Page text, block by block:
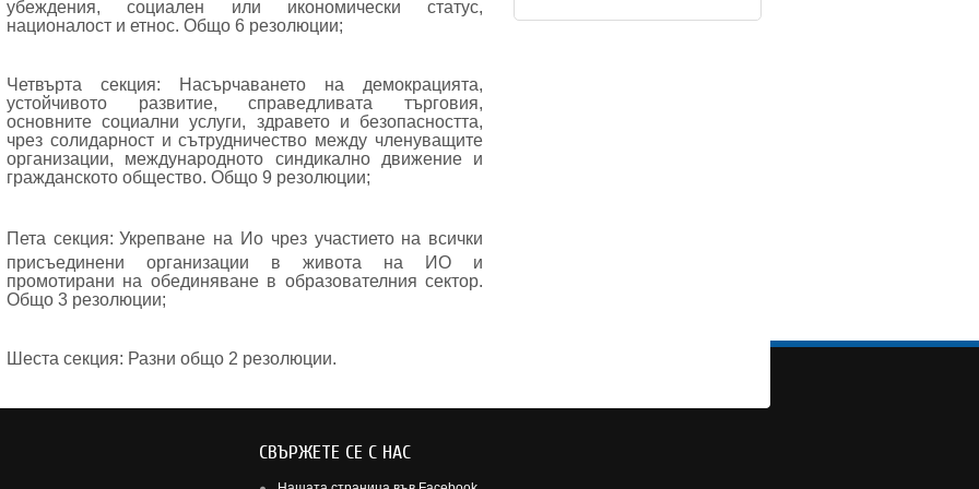
убеждения,
социален или икономически статус,
националост и етнос. Общо 6 резолюции;
Четвърта секция: Насърчаването на демокрацията,
устойчивото развитие,справедливата търговия,
основните социални услуги, здравето и безопасността,
чрез солидарност и сътрудничество между членуващите
организации, международното синдикално движение
и
гражданското общество. Общо 9 резолюции;
Пета секция: Укрепване на Ио чрез участието на всички
присъединени организации в живота на ИО и
промотирани на обединяване в образователния сектор.
Общо 3 резолюции;
Шеста секция: Разни общо 2 резолюции.
СВЪРЖЕТЕ СЕ С НАС